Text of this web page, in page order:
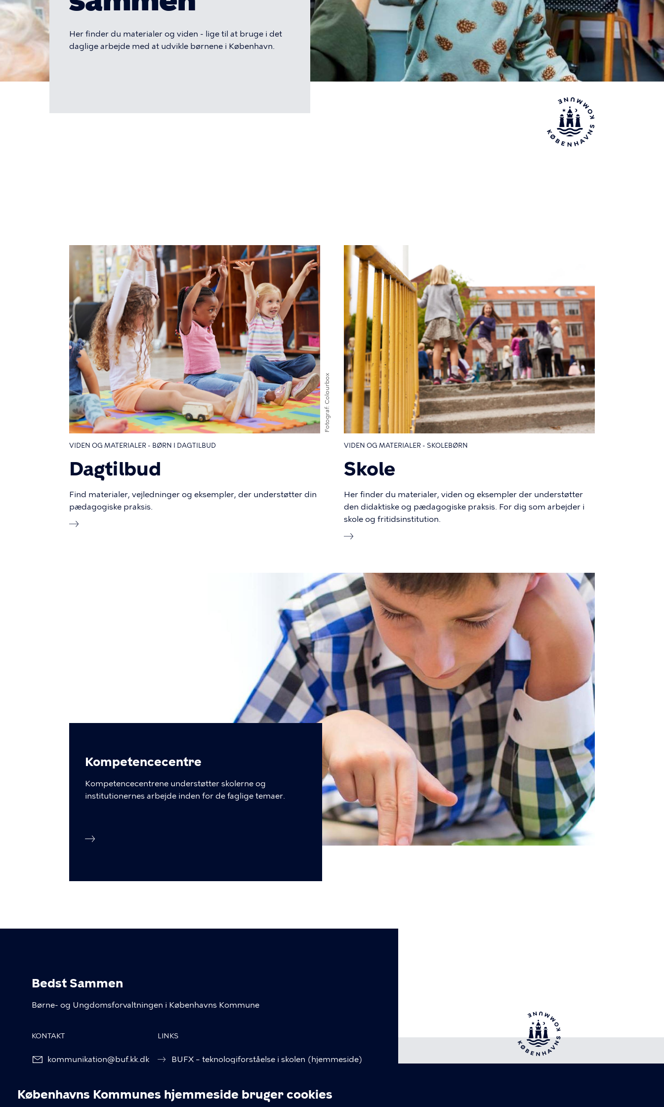
Københavns Kommunes hjemmeside bruger cookies
d
e
Her finder du materialer og viden - lige til at bruge i det
daglige arbejde med at udvikle børnene i København.
Fotograf
Colourbox
VIDEN OG MATERIALER - BØRN I DAGTILBUD
Dagtilbud
Find materialer, vejledninger og eksempler, der understøtter din
pædagogiske praksis.
VIDEN OG MATERIALER - SKOLEBØRN
Skole
Her finder du materialer, viden og eksempler der understøtter
den didaktiske og pædagogiske praksis. For dig som arbejder i
skole og fritidsinstitution.
Kompetencecentre
Kompetencecentrene understøtter skolerne og
institutionernes arbejde inden for de faglige temaer.
Bedst Sammen
Børne- og Ungdomsforvaltningen i Københavns Kommune
KONTAKT
kommunikation@buf.kk.dk
LINKS
BUFX – teknologiforståelse i skolen (hjemmeside)
ÅbenDagtilbud.kk.dk